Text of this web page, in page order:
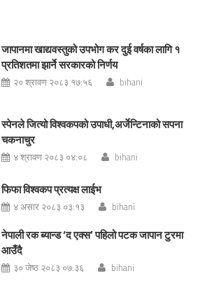
जापानमा खाद्यवस्तुको उपभोग कर दुई वर्षका लागि १
प्रतिशतमा झार्ने सरकारको निर्णय
२० श्रावण २०८३ १७:५६ bihani
स्पेनले जित्यो विश्वकपको उपाधी,अर्जेन्टिनाको सपना
चकनाचुर
४ श्रावण २०८३ ०४:०८ bihani
फिफा विश्वकप प्रत्यक्ष लाईभ
४ असार २०८३ ०३:१३ bihani
नेपाली रक ब्यान्ड ‘द एक्स’ पहिलो पटक जापान टुरमा
आउँदै
३० जेष्ठ २०८३ ०७:३६ bihani